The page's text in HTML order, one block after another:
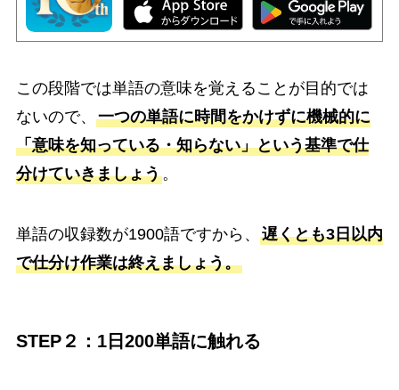
この段階では単語の意味を覚えることが目的では
ないので、 一つの単語に時間をかけずに機械的に
「意味を知っている・知らない」という基準で仕
分けていきましょう。
単語の収録数が1900語ですから、 遅くとも3日以内
で仕分け作業は終えましょう。
STEP２：1日200単語に触れる